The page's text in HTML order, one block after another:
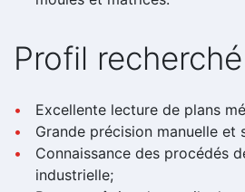
Profil recherché
Excellente lecture de plans
Grande précision manuelle et
Connaissance des procédés
industrielle;